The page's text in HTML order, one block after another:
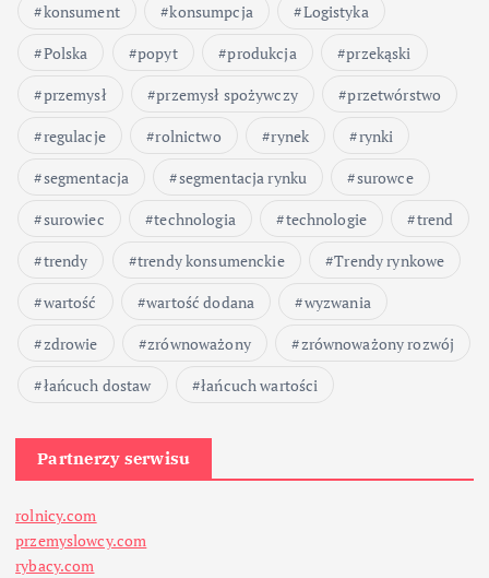
konsument
konsumpcja
Logistyka
Polska
popyt produkcja
przekąski
przemysł
przemysł spożywczy
przetwórstwo
regulacje
rolnictwo rynek
rynki
segmentacja
segmentacja rynku
surowce
surowiec
technologia technologie
trend
trendy
trendy konsumenckie
Trendy rynkowe
wartość
wartość dodana
wyzwania
zdrowie
zrównoważony
zrównoważony rozwój
łańcuch dostaw
łańcuch wartości
Partnerzy serwisu
rolnicy.com
przemyslowcy.com
rybacy.com